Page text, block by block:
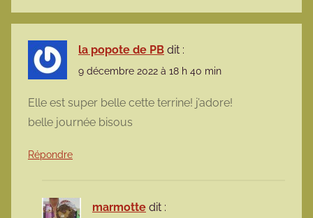
la popote de PB dit :
9 décembre 2022 à 18 h 40 min
Elle est super belle cette terrine! j’adore!
belle journée bisous
Répondre
marmotte dit :